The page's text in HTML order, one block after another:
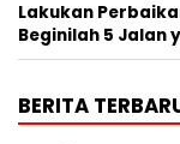
Lakukan
Beginilah 5 Jalan
BERITA